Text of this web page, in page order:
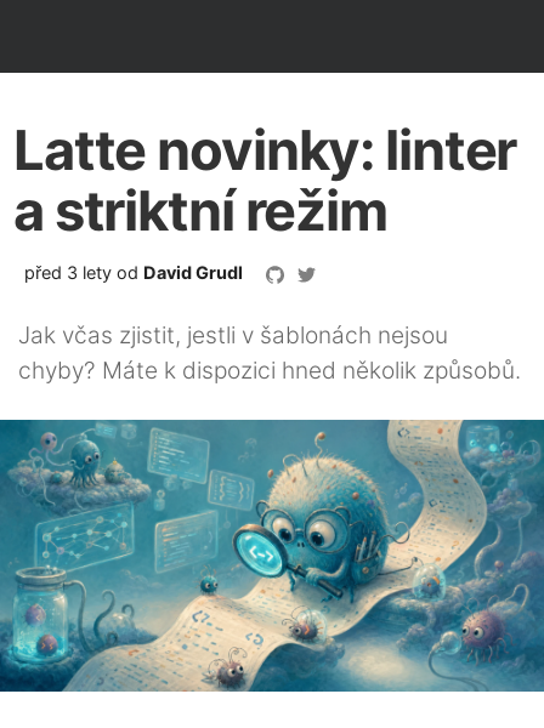
Latte novinky: linter
a striktní režim
před 3 lety od David Grudl
Jak včas zjistit, jestli v šablonách nejsou
chyby? Máte k dispozici hned několik způsobů.